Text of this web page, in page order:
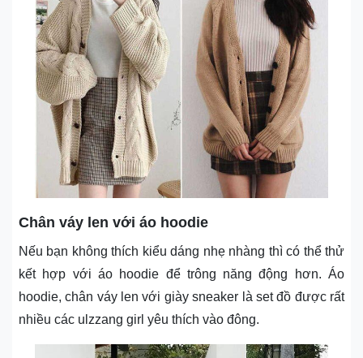
Chân váy len với áo hoodie
Nếu bạn không thích kiểu dáng nhẹ nhàng thì có thể thử
kết hợp với áo hoodie để trông năng động hơn. Áo
hoodie, chân váy len với giày sneaker là set đồ được rất
nhiều các ulzzang girl yêu thích vào đông.